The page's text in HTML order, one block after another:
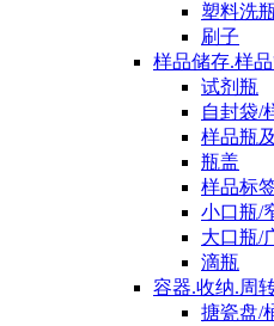
塑料洗
刷子
样品储存.样
试剂瓶
自封袋/
样品瓶
瓶盖
样品标
小口瓶/
大口瓶/
滴瓶
容器.收纳.周
搪瓷盘/